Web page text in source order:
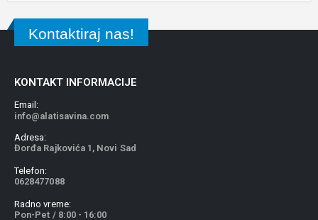
Kontaktiraj nas!
KONTAKT INFORMACIJE
Email:
info@alatisavina.com
Adresa:
Đorđa Rajkovića 1, Novi Sad
Telefon:
0628477088
Radno vreme:
Pon-Pet / 8:00 - 16:00